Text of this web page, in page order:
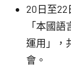
20日至
「本國
運用」，
會。